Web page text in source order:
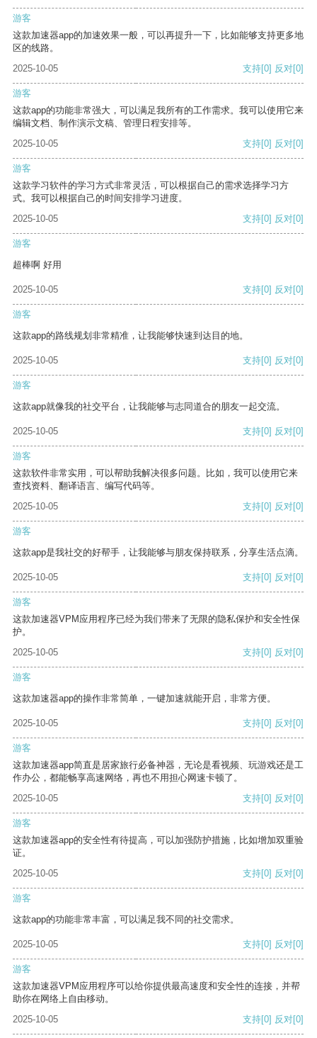
游客
这款加速器app的加速效果一般，可以再提升一下，比如能够支持更多地
区的线路。
2025-10-05
支持[0] 反对[0]
游客
这款app的功能非常强大，可以满足我所有的工作需求。我可以使用它来
编辑文档、制作演示文稿、管理日程安排等。
2025-10-05
支持[0] 反对[0]
游客
这款学习软件的学习方式非常灵活，可以根据自己的需求选择学习方
式。我可以根据自己的时间安排学习进度。
2025-10-05
支持[0] 反对[0]
游客
超棒啊 好用
2025-10-05 支持[0] 反对[0]
游客
这款app的路线规划非常精准，让我能够快速到达目的地。
2025-10-05 支持[0] 反对[0]
游客
这款app就像我的社交平台，让我能够与志同道合的朋友一起交流。
2025-10-05 支持[0] 反对[0]
游客
这款软件非常实用，可以帮助我解决很多问题。比如，我可以使用它来
查找资料、翻译语言、编写代码等。
2025-10-05
支持[0] 反对[0]
游客
这款app是我社交的好帮手，让我能够与朋友保持联系，分享生活点滴。
2025-10-05 支持[0] 反对[0]
游客
这款加速器VPM应用程序已经为我们带来了无限的隐私保护和安全性保
护。
2025-10-05
支持[0] 反对[0]
游客
这款加速器app的操作非常简单，一键加速就能开启，非常方便。
2025-10-05 支持[0] 反对[0]
游客
这款加速器app简直是居家旅行必备神器，无论是看视频、玩游戏还是工
作办公，都能畅享高速网络，再也不用担心网速卡顿了。
2025-10-05
支持[0] 反对[0]
游客
这款加速器app的安全性有待提高，可以加强防护措施，比如增加双重验
证。
2025-10-05
支持[0] 反对[0]
游客
这款app的功能非常丰富，可以满足我不同的社交需求。
2025-10-05 支持[0] 反对[0]
游客
这款加速器VPM应用程序可以给你提供最高速度和安全性的连接，并帮
助你在网络上自由移动。
2025-10-05
支持[0] 反对[0]